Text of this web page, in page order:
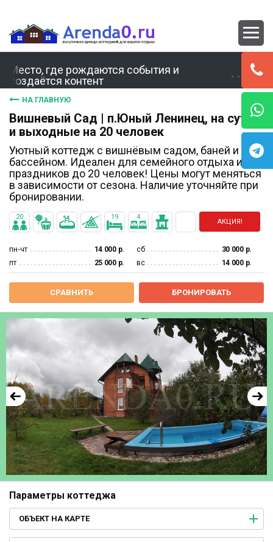
Место, где рождаются события и
создаётся контент
НА ГЛАВНУЮ
Вишневый Сад | п.Юный Ленинец, на сутки
и выходные на 20 человек
Уютный коттедж с вишнёвым садом, баней и
бассейном. Идеален для семейного отдыха и
праздников до 20 человек! Цены могут меняться
в зависимости от сезона. Наличие уточняйте при
бронировании.
20 19 4
АКЦИЯ!
пн‐чт
14 000 р.
пт
25 000 р.
сб
30 000 р.
вс
14 000 р.
СРАВНИТЬ БРОНИРОВАТЬ
Параметры коттеджа
ОБЪЕКТ НА КАРТЕ